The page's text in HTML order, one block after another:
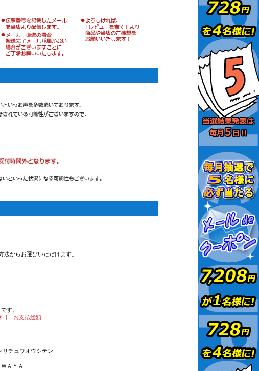
法からお選びいただけます。
す。
] = お支払総額
リチュウオウシテン
ＡＹＡ